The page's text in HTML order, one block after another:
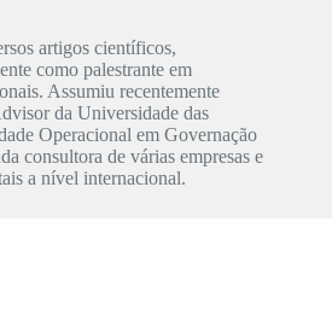
artigos científicos,
como palestrante em
Assumiu recentemente
da Universidade das
Operacional em Governação
consultora de várias empresas e
a nível internacional.